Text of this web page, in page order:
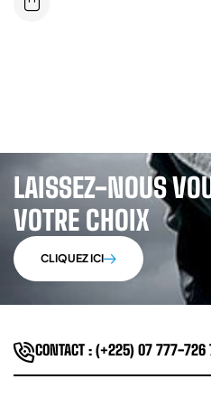
LAISSEZ-NOUS
VOTRE CHOIX
CLIQUEZ ICI
CONTACT : (+225) 07 777-726